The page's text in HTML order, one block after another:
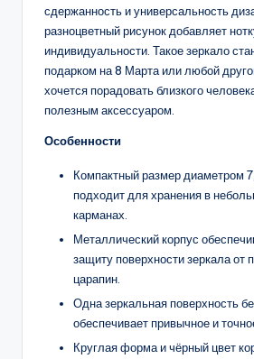
сдержанность и универсальность
разноцветный рисунок добавляет
индивидуальности. Такое зеркало
подарком на 8 Марта или любой
хочется порадовать близкого
полезным аксессуаром.
Особенности
Компактный размер диаметром
подходит для хранения в
карманах.
Металлический корпус
защиту поверхности зеркала от
царапин.
Одна зеркальная поверхность
обеспечивает привычное и
Круглая форма и чёрный цвет